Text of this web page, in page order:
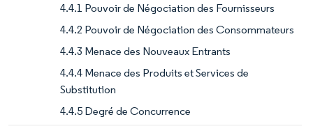
4.4.1 Pouvoir de Négociation des Fournisseurs
4.4.2 Pouvoir de Négociation des Consommateurs
4.4.3 Menace des Nouveaux Entrants
4.4.4 Menace des Produits et Services de
Substitution
4.4.5 Degré de Concurrence